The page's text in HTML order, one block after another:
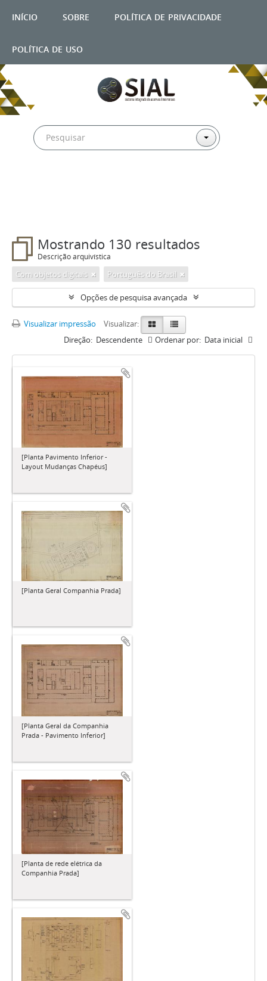
início sobre
política de privacidade
política de uso
Mostrando 130 resultados
Descrição arquivística
Com objetos digitais Português do Brasil
Opções de pesquisa avançada
Visualizar impressão
Visualizar:
Ordenar por: Data inicial
Direção: Descendente
[Planta Pavimento Inferior -
Layout Mudanças Chapéus]
[Planta Geral Companhia Prada]
[Planta Geral da Companhia
Prada - Pavimento Inferior]
[Planta de rede elétrica da
Companhia Prada]